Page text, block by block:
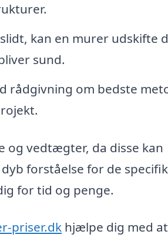
kan en murer udskifte
sund.
rådgivning om bedste
og vedtægter, da disse kan
forståelse for de
for tid og penge.
priser.dk hjælpe dig med